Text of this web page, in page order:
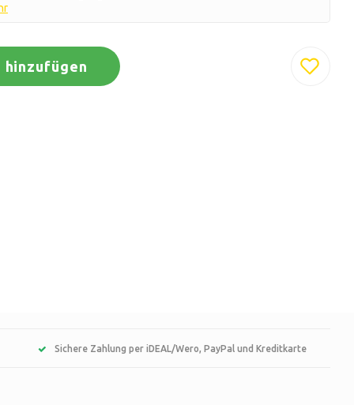
hinzufügen
Sichere Zahlung per iDEAL/Wero, PayPal und Kreditkarte